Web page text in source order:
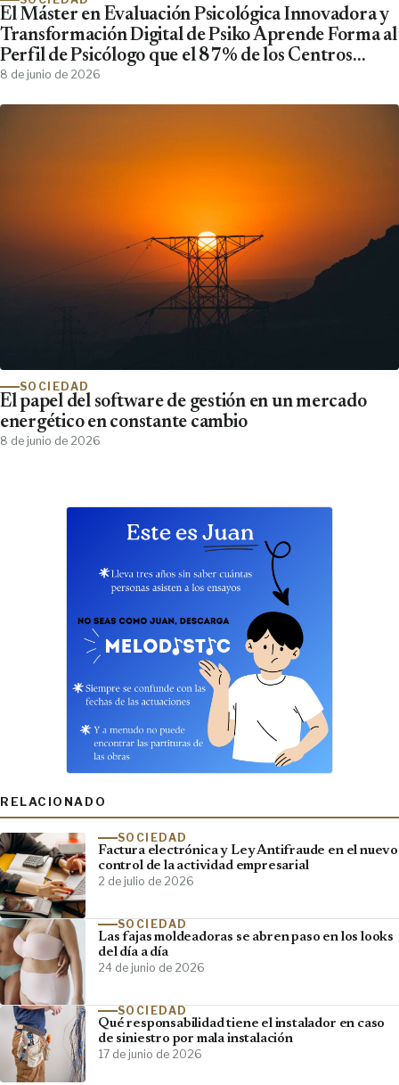
El Máster en Evaluación Psicológica Innovadora y
Transformación Digital de Psiko Aprende Forma al
Perfil de Psicólogo que el 87% de los Centros
Clínicos Demanda y No Encuentra
8 de junio de 2026
SOCIEDAD
El papel del software de gestión en un mercado
energético en constante cambio
8 de junio de 2026
RELACIONADO
SOCIEDAD
Factura electrónica y Ley Antifraude en el nuevo
control de la actividad empresarial
2 de julio de 2026
SOCIEDAD
Las fajas moldeadoras se abren paso en los looks
del día a día
24 de junio de 2026
SOCIEDAD
Qué responsabilidad tiene el instalador en caso
de siniestro por mala instalación
17 de junio de 2026